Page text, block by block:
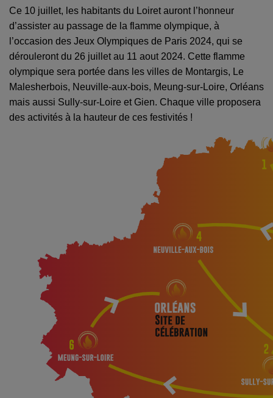
Ce 10 juillet, les habitants du Loiret auront l’honneur
d’assister au passage de la flamme olympique, à
l’occasion des Jeux Olympiques de Paris 2024, qui se
dérouleront du 26 juillet au 11 aout 2024. Cette flamme
olympique sera portée dans les villes de Montargis, Le
Malesherbois, Neuville-aux-bois, Meung-sur-Loire, Orléans
mais aussi Sully-sur-Loire et Gien. Chaque ville proposera
des activités à la hauteur de ces festivités !